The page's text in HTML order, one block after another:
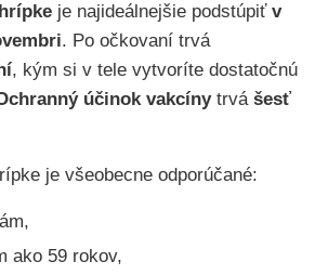
je najideálnejšie podstúpiť v
. Po očkovaní trvá
, kým si v tele vytvoríte dostatočnú
účinok vakcínytrvá šesť
je všeobecne odporúčané:
ako 59 rokov,